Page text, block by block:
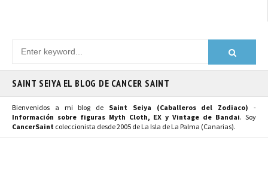
SAINT SEIYA EL BLOG DE CANCER SAINT
Bienvenidos a mi blog de Saint Seiya (Caballeros del Zodiaco) -
Información sobre figuras Myth Cloth, EX y Vintage de Bandai. Soy
CancerSaint coleccionista desde 2005 de La Isla de La Palma (Canarias).